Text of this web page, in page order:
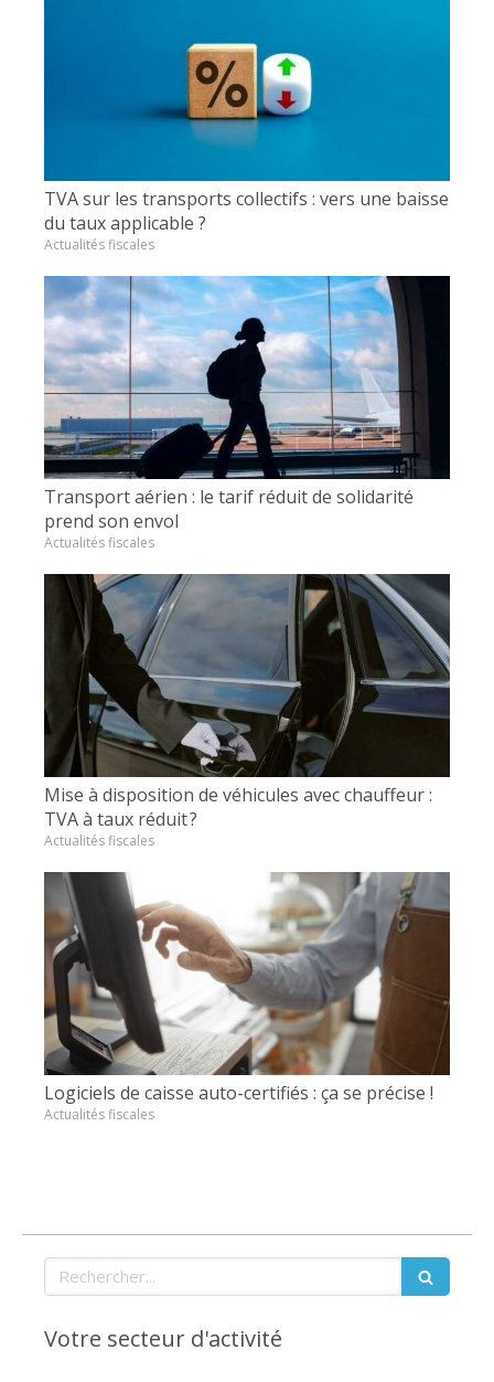
TVA sur les transports collectifs : vers une baisse
du taux applicable ?
Actualités fiscales
Transport aérien : le tarif réduit de solidarité
prend son envol
Actualités fiscales
Mise à disposition de véhicules avec chauffeur :
TVA à taux réduit ?
Actualités fiscales
Logiciels de caisse auto-certifiés : ça se précise !
Actualités fiscales
Rechercher
Votre secteur d'activité